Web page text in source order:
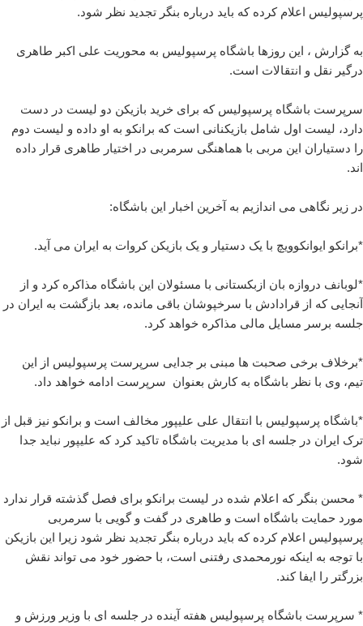
پرسپولیس اعلام کرده که باید درباره بنگر تجدید نظر شود.
به گزارش ، این روزها باشگاه پرسپولیس به محوریت علی اکبر طاهری
درگیر نقل و انتقالات است.
سرپرست باشگاه پرسپولیس که برای خرید بازیکن دو لیست در دست
دارد، لیست اول شامل بازیکنانی است که برانکو به او داده و لیست دوم
را دستیاران این مربی با هماهنگی سرمربی در اختیار طاهری قرار داده
اند.
در زیر نگاهی می اندازیم به آخرین اخبار این باشگاه:
*برانکو ایوانکوویچ با یک دستیار و یک بازیکن کروات به ایران می آید.
*لوبانف دروازه بان ازبکستانی با مسئولان این باشگاه مذاکره کرد و از
آنجایی که از قرادادش با سرخپوشان باقی مانده، بعد بازگشت به ایران در
جلسه برسر مسایل مالی مذاکره خواهد کرد.
*برخلاف برخی صحبت ها مبنی بر جدایی سرپرست پرسپولیس از این
تیم، وی با نظر باشگاه به کارش بعنوان سرپرست ادامه خواهد داد.
*باشگاه پرسپولیس با انتقال علی علیپور مخالف است و برانکو نیز قبل از
ترک ایران در جلسه ای با مدیریت باشگاه تاکید کرد که علیپور نباید جدا
شود.
* محسن بنگر که اعلام شده در لیست برانکو برای فصل گذشته قرار ندارد
مورد حمایت باشگاه است و طاهری در گفت و گویی با سرمربی
پرسپولیس اعلام کرده که باید درباره بنگر تجدید نظر شود زیرا این بازیکن
با توجه به اینکه نورمحمدی رفتنی است، با حضور خود می تواند نقش
بزرگتر را ایفا کند.
* سرپرست باشگاه پرسپولیس هفته آینده در جلسه ای با وزیر ورزش و